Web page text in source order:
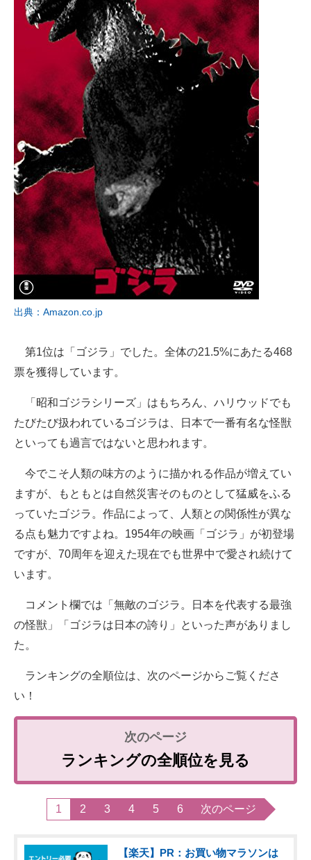
出典：Amazon.co.jp
第1位は「ゴジラ」でした。全体の21.5%にあたる468
票を獲得しています。
「昭和ゴジラシリーズ」はもちろん、ハリウッドでも
たびたび扱われているゴジラは、日本で一番有名な怪獣
といっても過言ではないと思われます。
今でこそ人類の味方のように描かれる作品が増えてい
ますが、もともとは自然災害そのものとして猛威をふる
っていたゴジラ。作品によって、人類との関係性が異な
る点も魅力ですよね。1954年の映画「ゴジラ」が初登場
ですが、70周年を迎えた現在でも世界中で愛され続けて
います。
コメント欄では「無敵のゴジラ。日本を代表する最強
の怪獣」「ゴジラは日本の誇り」といった声がありまし
た。
ランキングの全順位は、次のページからご覧くださ
い！
ランキングの全順位を見る
1 2 3 4 5 6 次のページ
【楽天】PR：お買い物マラソンは